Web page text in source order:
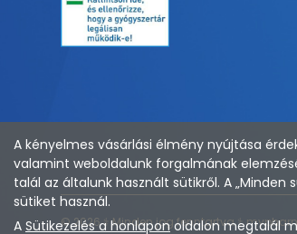
© 2026 ⚕︎ Minden jog fenntartva ⚕︎
A kényelmes vásárlási élmény nyújtása
valamint weboldalunk forgalmának
talál az általunk használt sütikről. A
sütiket használ.
A Sütikezelés a honlaponoldalon megtalál